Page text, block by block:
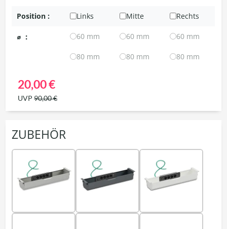
Position : Links Mitte Rechts
⌀ : 60 mm 60 mm 60 mm
80 mm 80 mm 80 mm
20,00 €
UVP90,00 €
ZUBEHÖR